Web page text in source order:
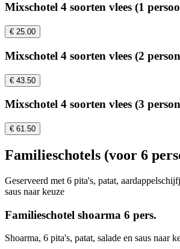
Mixschotel 4 soorten vlees (1
€ 25.00
Mixschotel 4 soorten vlees (2
€ 43.50
Mixschotel 4 soorten vlees (3
€ 61.50
Familieschotels (voor 6
Geserveerd met 6 pita's, patat,
saus naar keuze
Familieschotel shoarma 6 pers.
Shoarma, 6 pita's, patat, salade en saus naar